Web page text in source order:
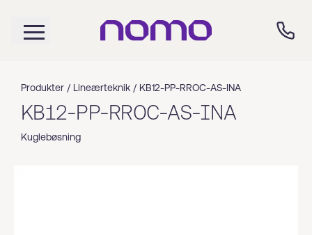
Produkter / Lineærteknik / KB12-PP-RROC-AS-INA
KB12-PP-RROC-AS-INA
Kuglebøsning